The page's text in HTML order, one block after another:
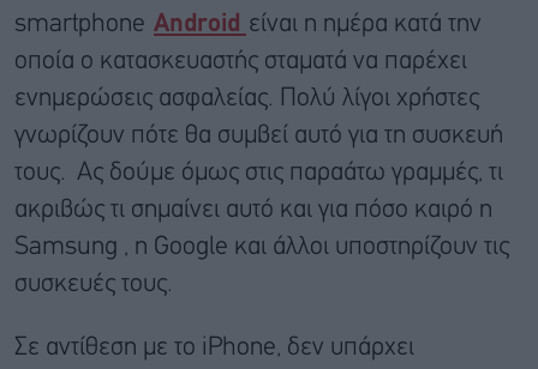
smartphone Android είναι η ημέρα κατά την
οποία ο κατασκευαστής σταματά να παρέχει
ενημερώσεις ασφαλείας. Πολύ λίγοι χρήστες
γνωρίζουν πότε θα συμβεί αυτό για τη συσκευή
τους. Aς δούμε όμως στις παραάτω γραμμές, τι
ακριβώς τι σημαίνει αυτό και για πόσο καιρό η
Samsung , η Google και άλλοι υποστηρίζουν τις
συσκευές τους.
Σε αντίθεση με το iPhone, δεν υπάρχει